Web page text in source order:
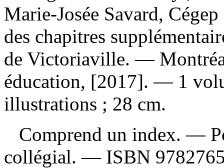
Marie-Josée Savard,
des chapitres
de Victoriaville. —
éducation, [2017]. — 1
illustrations ; 28 cm.
Comprend un index. —
collégial. — ISBN